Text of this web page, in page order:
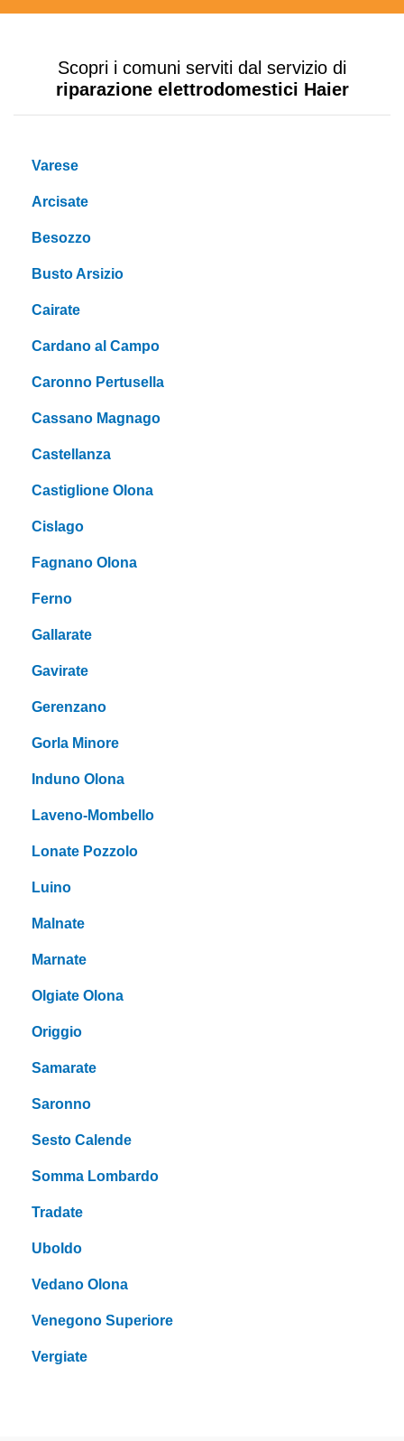
Scopri i comuni serviti dal servizio di
riparazione elettrodomestici Haier
Varese
Arcisate
Besozzo
Busto Arsizio
Cairate
Cardano al Campo
Caronno Pertusella
Cassano Magnago
Castellanza
Castiglione Olona
Cislago
Fagnano Olona
Ferno
Gallarate
Gavirate
Gerenzano
Gorla Minore
Induno Olona
Laveno-Mombello
Lonate Pozzolo
Luino
Malnate
Marnate
Olgiate Olona
Origgio
Samarate
Saronno
Sesto Calende
Somma Lombardo
Tradate
Uboldo
Vedano Olona
Venegono Superiore
Vergiate